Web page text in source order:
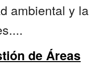
ambiental y la
de Áreas